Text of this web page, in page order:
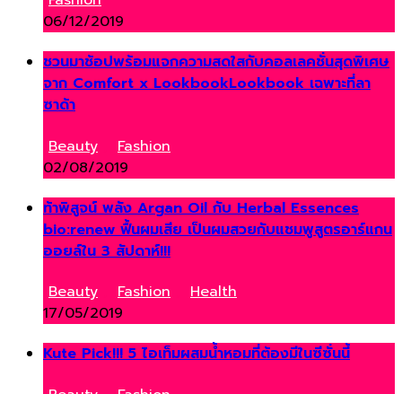
06/12/2019
ชวนมาช้อปพร้อมแจกความสดใสกับคอลเลคชั่นสุดพิเศษ
จาก Comfort x LookbookLookbook เฉพาะที่ลา
ซาด้า
Beauty
Fashion
02/08/2019
ท้าพิสูจน์ พลัง Argan Oil กับ Herbal Essences
bio:renew ฟื้นผมเสีย เป็นผมสวยกับแชมพูสูตรอาร์แกน
ออยล์ใน 3 สัปดาห์!!!
Beauty
Fashion
Health
17/05/2019
Kute Pick!!! 5 ไอเท็มผสมน้ำหอมที่ต้องมีในซีซั่นนี้